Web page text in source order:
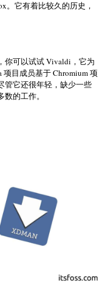
。它有着比较久的历史，
你可以试试 Vivaldi，它为
目成员基于 Chromium 项
管它还很年轻，缺少一些
的工作。